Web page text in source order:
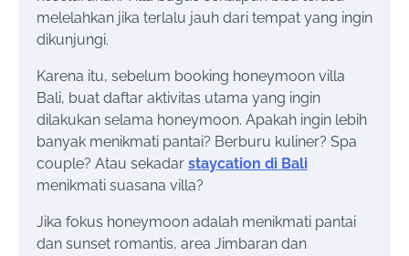
melelahkan jika terlalu jauh dari tempat yang ingin
dikunjungi.
Karena itu, sebelum booking honeymoon villa
Bali, buat daftar aktivitas utama yang ingin
dilakukan selama honeymoon. Apakah ingin lebih
banyak menikmati pantai? Berburu kuliner? Spa
couple? Atau sekadar staycation di Bali
menikmati suasana villa?
Jika fokus honeymoon adalah menikmati pantai
dan sunset romantis, area Jimbaran dan